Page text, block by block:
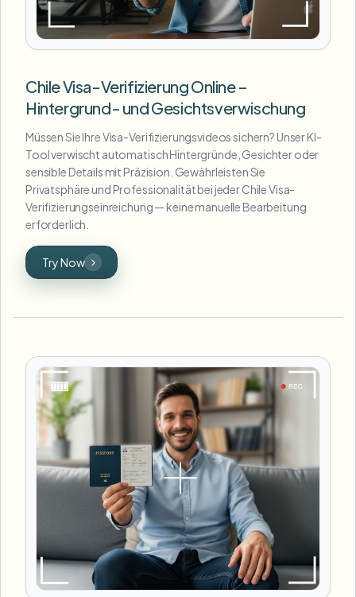
Chile Visa-Verifizierung Online –
Hintergrund- und Gesichtsverwischung
Müssen Sie Ihre Visa-Verifizierungsvideos sichern? Unser KI-
Tool verwischt automatisch Hintergründe, Gesichter oder
sensible Details mit Präzision. Gewährleisten Sie
Privatsphäre und Professionalität bei jeder Chile Visa-
Verifizierungseinreichung — keine manuelle Bearbeitung
erforderlich.
Try Now